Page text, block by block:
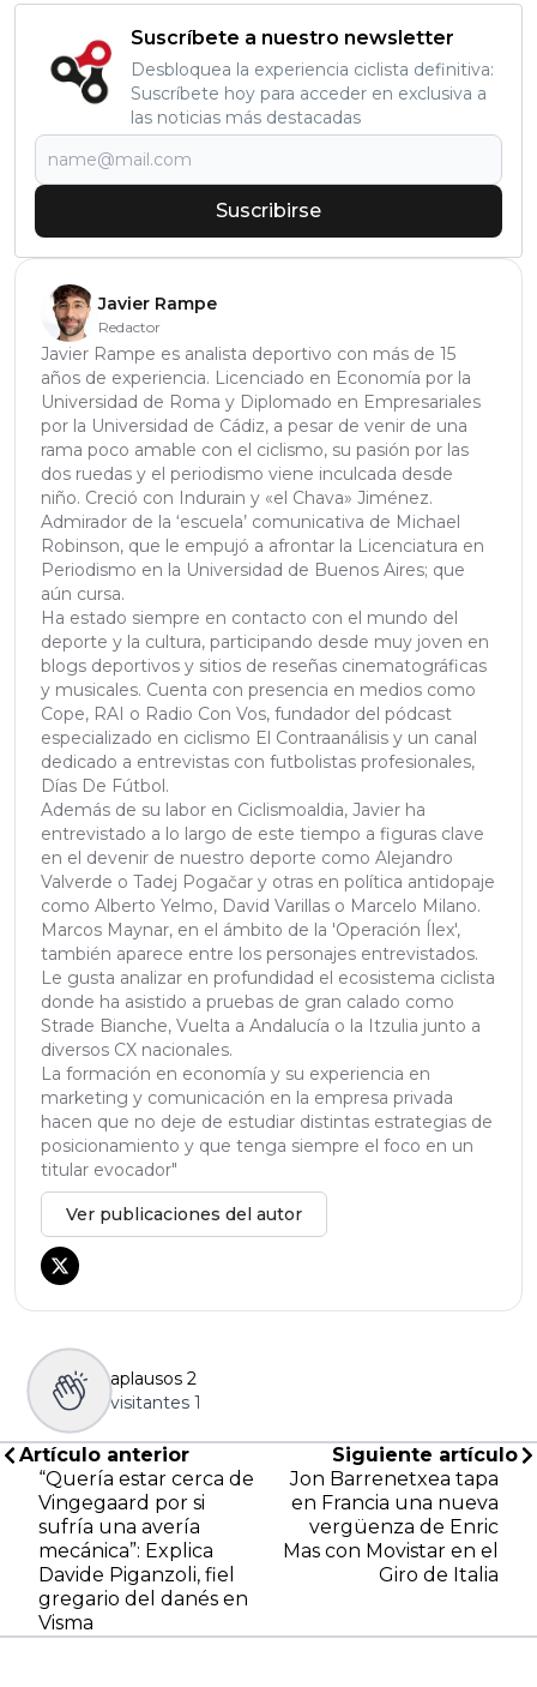
Suscríbete a nuestro newsletter
Desbloquea la experiencia ciclista definitiva:
Suscríbete hoy para acceder en exclusiva a
las noticias más destacadas
Suscribirse
Javier Rampe
Redactor
Javier Rampe es analista deportivo con más de 15
años de experiencia. Licenciado en Economía por la
Universidad de Roma y Diplomado en Empresariales
por la Universidad de Cádiz, a pesar de venir de una
rama poco amable con el ciclismo, su pasión por las
dos ruedas y el periodismo viene inculcada desde
niño. Creció con Indurain y «el Chava» Jiménez.
Admirador de la ‘escuela’ comunicativa de Michael
Robinson, que le empujó a afrontar la Licenciatura en
Periodismo en la Universidad de Buenos Aires; que
aún cursa.
Ha estado siempre en contacto con el mundo del
deporte y la cultura, participando desde muy joven en
blogs deportivos y sitios de reseñas cinematográficas
y musicales. Cuenta con presencia en medios como
Cope, RAI o Radio Con Vos, fundador del pódcast
especializado en ciclismo El Contraanálisis y un canal
dedicado a entrevistas con futbolistas profesionales,
Días De Fútbol.
Además de su labor en Ciclismoaldia, Javier ha
entrevistado a lo largo de este tiempo a figuras clave
en el devenir de nuestro deporte como Alejandro
Valverde o Tadej Pogačar y otras en política antidopaje
como Alberto Yelmo, David Varillas o Marcelo Milano.
Marcos Maynar, en el ámbito de la 'Operación Ílex',
también aparece entre los personajes entrevistados.
Le gusta analizar en profundidad el ecosistema ciclista
donde ha asistido a pruebas de gran calado como
Strade Bianche, Vuelta a Andalucía o la Itzulia junto a
diversos CX nacionales.
La formación en economía y su experiencia en
marketing y comunicación en la empresa privada
hacen que no deje de estudiar distintas estrategias de
posicionamiento y que tenga siempre el foco en un
titular evocador"
Ver publicaciones del autor
aplausos 2
visitantes 1
Artículo anterior
“Quería estar cerca de
Vingegaard por si
sufría una avería
mecánica”: Explica
Davide Piganzoli, fiel
gregario del danés en
Visma
Siguiente artículo
Jon Barrenetxea tapa
en Francia una nueva
vergüenza de Enric
Mas con Movistar en el
Giro de Italia